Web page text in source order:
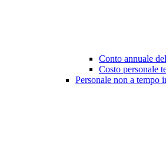
Conto annuale
Costo personale
Personale non a tempo